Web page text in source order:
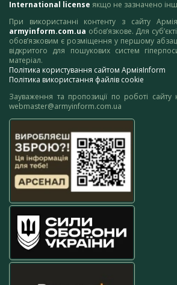
International license якщо не зазначено
При використанні контенту з сайту
armyinform.com.ua обов’язкове. Для
обов’язковим є розміщення у першому
відкритого для пошукових систем
матеріал.
Політика користування сайтом АрміяInform
Політика використання файлів cookie
Зауваження та пропозиції по роботі сайту
webmaster@armyinform.com.ua